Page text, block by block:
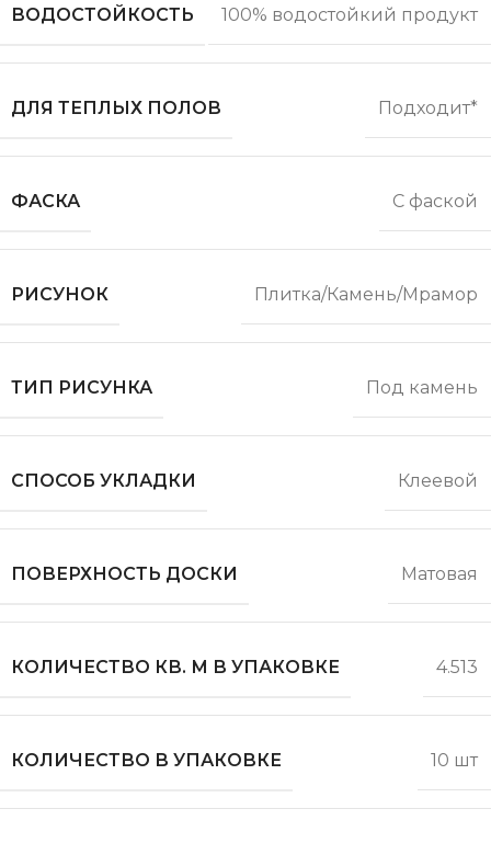
ВОДОСТОЙКОСТЬ 100% водостойкий продукт
ДЛЯ ТЕПЛЫХ ПОЛОВ Подходит*
ФАСКА С фаской
РИСУНОК Плитка/Камень/Мрамор
ТИП РИСУНКА Под камень
СПОСОБ УКЛАДКИ Клеевой
ПОВЕРХНОСТЬ ДОСКИ Матовая
КОЛИЧЕСТВО КВ. М В УПАКОВКЕ 4.513
КОЛИЧЕСТВО В УПАКОВКЕ 10 шт